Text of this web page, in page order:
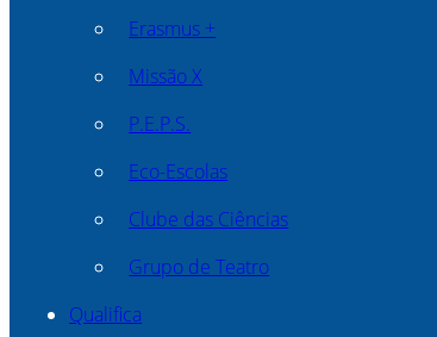
Erasmus +
Missão X
P.E.P.S.
Eco-Escolas
Clube das Ciências
Grupo de Teatro
Qualifica